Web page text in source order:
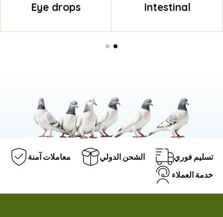
Intestinal
Eye drops
تسليم فوري الشحن الدولي
معاملات آمنة
خدمة العملاء